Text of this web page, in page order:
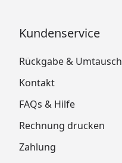
Kundenservice
Rückgabe & Umtausch
Kontakt
FAQs & Hilfe
Rechnung drucken
Zahlung